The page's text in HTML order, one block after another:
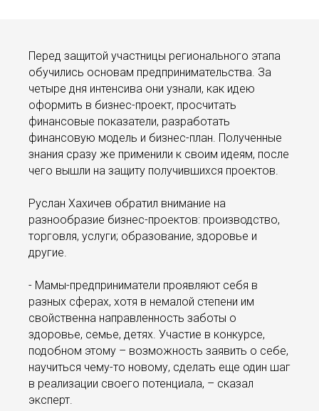
Перед защитой участницы регионального этапа
обучились основам предпринимательства. За
четыре дня интенсива они узнали, как идею
оформить в бизнес-проект, просчитать
финансовые показатели, разработать
финансовую модель и бизнес-план. Полученные
знания сразу же применили к своим идеям, после
чего вышли на защиту получившихся проектов.
Руслан Хахичев обратил внимание на
разнообразие бизнес-проектов: производство,
торговля, услуги; образование, здоровье и
другие.
- Мамы-предприниматели проявляют себя в
разных сферах, хотя в немалой степени им
свойственна направленность заботы о
здоровье, семье, детях. Участие в конкурсе,
подобном этому – возможность заявить о себе,
научиться чему-то новому, сделать еще один шаг
в реализации своего потенциала, – сказал
эксперт.